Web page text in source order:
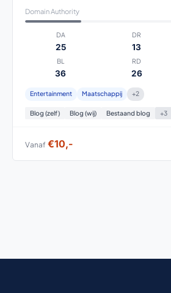
Domain Authority
DA
25
DR
13
BL
36
RD
26
Entertainment Maatschappij +2
Blog (zelf) Blog (wij) Bestaand blog +3
Vanaf €10,-